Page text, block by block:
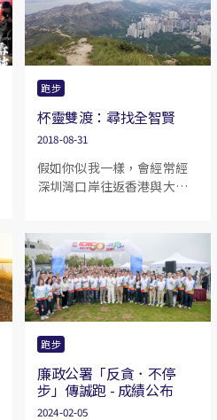
旅遊/出差的跑步好地方：
「皇居」 5km 圈。 「皇居」
顧名思義是日皇居住的地
方，在其外圍有城牆及護城
河包圍着。而這個跑步路線
正好是在外圍行人路，一圈
大約為5km 。
跑步
杯靈雙渡：尋找全智賢
2018-08-31
假如你似我一樣，會經常經
深圳灣口岸往返香港與大陸
於屯門的山頭，並給山上的
幾棵大樹吸引。山上有樹，
這能有多稀奇呢？但奇就奇
在，圍繞這個座山的四周雖
未至於寸草不生，卻都僅是
些矮小的灌木叢，唯有這幾
棵大樹屹立於山頂之顛，即
使遠在天水圍的西鐵站遙望
過去，大樹的形態都清晰可
辨。
跑步
廉政公署「反貪．不停
步」傳誠跑 - 成績公布
2024-02-05